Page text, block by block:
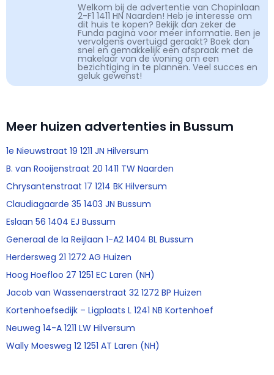
Welkom bij de advertentie van Chopinlaan
2-F1 1411 HN Naarden! Heb je interesse om
dit huis te kopen? Bekijk dan zeker de
Funda pagina voor meer informatie. Ben je
vervolgens overtuigd geraakt? Boek dan
snel en gemakkelijk een afspraak met de
makelaar van de woning om een
bezichtiging in te plannen. Veel succes en
geluk gewenst!
Meer huizen advertenties in Bussum
1e Nieuwstraat 19 1211 JN Hilversum
B. van Rooijenstraat 20 1411 TW Naarden
Chrysantenstraat 17 1214 BK Hilversum
Claudiagaarde 35 1403 JN Bussum
Eslaan 56 1404 EJ Bussum
Generaal de la Reijlaan 1-A2 1404 BL Bussum
Herdersweg 21 1272 AG Huizen
Hoog Hoefloo 27 1251 EC Laren (NH)
Jacob van Wassenaerstraat 32 1272 BP Huizen
Kortenhoefsedijk – Ligplaats L 1241 NB Kortenhoef
Neuweg 14-A 1211 LW Hilversum
Wally Moesweg 12 1251 AT Laren (NH)